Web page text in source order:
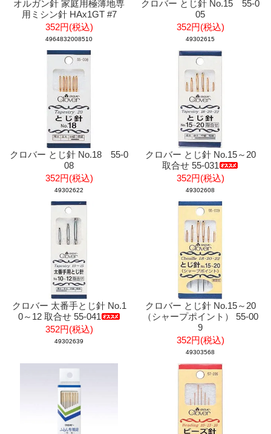
オルガン針 家庭用極薄地専
用ミシン針 HAx1GT #7
352円(税込)
4964832008510
クロバー とじ針 No.15 55-0
05
352円(税込)
49302615
クロバー とじ針 No.18 55-0
08
352円(税込)
49302622
クロバー とじ針 No.15～20
取合せ 55-031
352円(税込)
49302608
クロバー 太番手とじ針 No.1
0～12 取合せ 55-041
352円(税込)
49302639
クロバー とじ針 No.15～20
（シャープポイント） 55-00
9
352円(税込)
49303568